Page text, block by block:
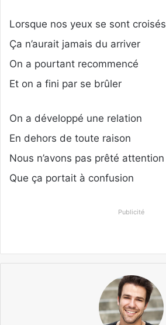
Lorsque nos yeux se sont croisés
Ça n’aurait jamais du arriver
On a pourtant recommencé
Et on a fini par se brûler
On a développé une relation
En dehors de toute raison
Nous n’avons pas prêté attention
Que ça portait à confusion
Publicité